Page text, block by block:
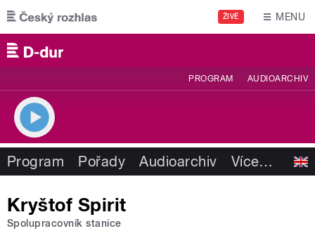
Přejít k hlavnímu obsahu
ŽIVĚ MENU
PROGRAM AUDIOARCHIV
Program Pořady Audioarchiv Více…
Kryštof Spirit
Spolupracovník stanice